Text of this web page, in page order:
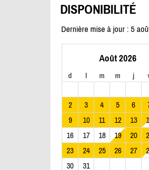
DISPONIBILITÉ
Dernière mise à jour : 5
Août 2026
d l m m j
2
3 4 5 6
9
10 11 12 13
16
17 18 19 20
23
24 25 26 27
30
31